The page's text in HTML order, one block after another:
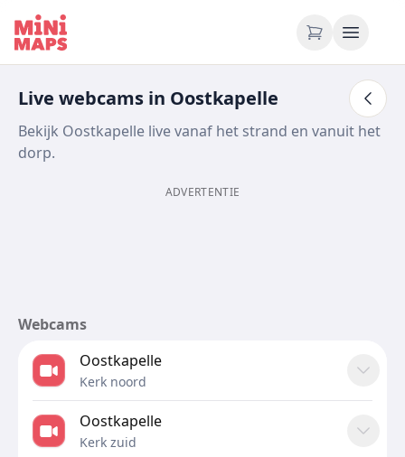
Ga naar inhoud
Live webcams in Oostkapelle
Bekijk Oostkapelle live vanaf het strand en vanuit het
dorp.
ADVERTENTIE
Webcams
Oostkapelle
Kerk noord
Oostkapelle
Kerk zuid